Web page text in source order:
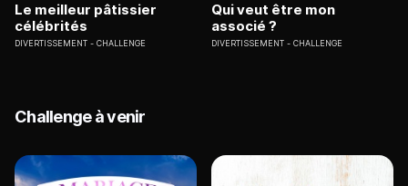
Le meilleur pâtissier
célébrités
DIVERTISSEMENT CHALLENGE
Qui veut être mon
associé ?
DIVERTISSEMENT CHALLENGE
Challenge à venir